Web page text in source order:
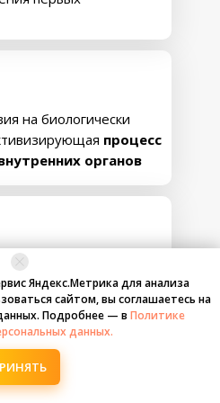
на биологически
процесс
органов
день.
состоящих из
друг на друга,
комфортных в
на место,
высокую
ровным
Яндекс.Метрика для анализа
сайтом, вы соглашаетесь на
Подробнее — в Политике
данных.